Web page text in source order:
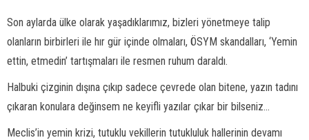
Son aylarda ülke olarak yaşadıklarımız, bizleri yönetmeye talip
olanların birbirleri ile hır gür içinde olmaları, ÖSYM skandalları, ‘Yemin
ettin, etmedin’ tartışmaları ile resmen ruhum daraldı.
Halbuki çizginin dışına çıkıp sadece çevrede olan bitene, yazın tadını
çıkaran konulara değinsem ne keyifli yazılar çıkar bir bilseniz...
Meclis’in yemin krizi, tutuklu vekillerin tutukluluk hallerinin devamı